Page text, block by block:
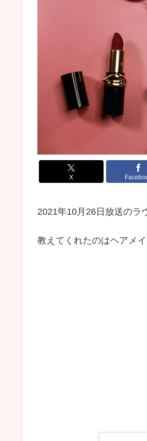
X
2021年10月26日放送のラ
教えてくれたのはヘアメ